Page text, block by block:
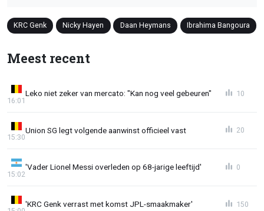
KRC Genk Nicky Hayen Daan Heymans Ibrahima Bangoura
Meest recent
Leko niet zeker van mercato: "Kan nog veel gebeuren"
16:01
10
Union SG legt volgende aanwinst officieel vast
15:30
20
'Vader Lionel Messi overleden op 68-jarige leeftijd'
15:02
0
'KRC Genk verrast met komst JPL-smaakmaker' 150